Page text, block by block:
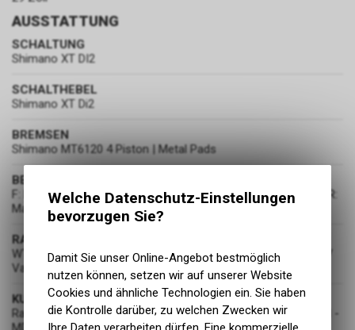
AUSSTATTUNG
SCHALTUNG
Shimano XT DI2
SCHALTHEBEL
Shimano XT Di2
BREMSEN
Shimano MT6120 4 Piston | Metal Pads
BEREIFUNG
F: Maxxis Assegai 2.5 WT 3C MaxxGrip DD Tubeless Ready // R:
Maxxis Minion DHR II 2.4 WT 3C MaxxTerr
RADSATZ
WTB ST i30 TCS 2.0 Tubeless | 32H / Tubeless Ready - Tape /
Valves Incl
KURBELGARNITUR
Race Face Ride Cinch 34T | 24mm Spindle | Crank Length: SM -
Welche Datenschutz-Einstellungen
bevorzugen Sie?
Damit Sie unser Online-Angebot bestmöglich
nutzen können, setzen wir auf unserer Website
Cookies und ähnliche Technologien ein. Sie haben
die Kontrolle darüber, zu welchen Zwecken wir